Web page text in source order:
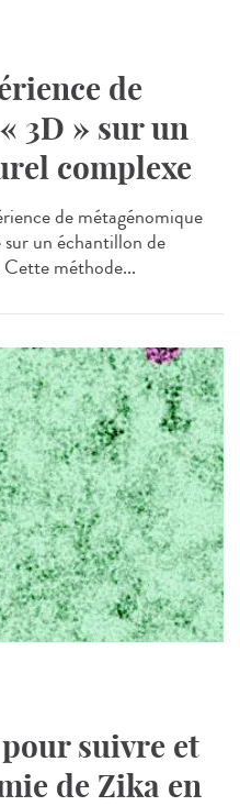
de
3D » sur un
complexe
de métagénomique
un échantillon de
méthode...
suivre et
de Zika en